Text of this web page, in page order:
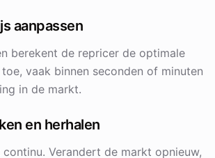
aanpassen
berekent de repricer de optimale
vaak binnen seconden of minuten
in de markt.
en herhalen
Verandert de markt opnieuw,